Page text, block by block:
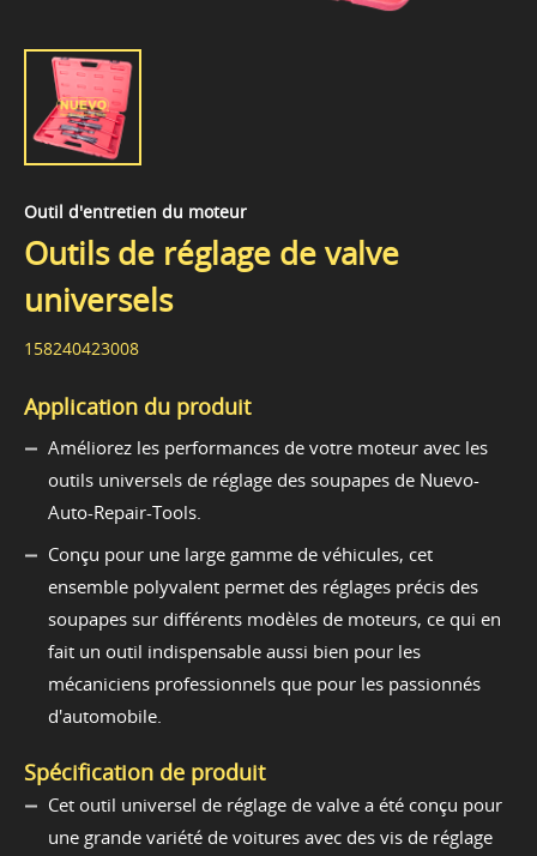
Outil d'entretien du moteur
Outils de réglage de valve
universels
158240423008
Application du produit
Améliorez les performances de votre moteur avec les
outils universels de réglage des soupapes de Nuevo-
Auto-Repair-Tools.
Conçu pour une large gamme de véhicules, cet
ensemble polyvalent permet des réglages précis des
soupapes sur différents modèles de moteurs, ce qui en
fait un outil indispensable aussi bien pour les
mécaniciens professionnels que pour les passionnés
d'automobile.
Spécification de produit
Cet outil universel de réglage de valve a été conçu pour
une grande variété de voitures avec des vis de réglage